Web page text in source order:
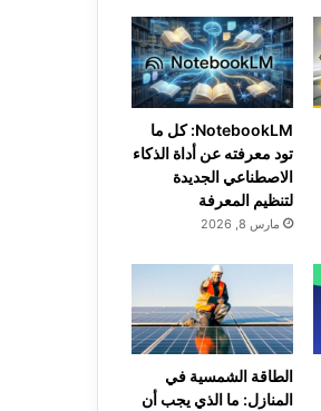
NotebookLM: كل ما
تود معرفته عن أداة الذكاء
الاصطناعي الجديدة
لتنظيم المعرفة
مارس 8, 2026
الطاقة الشمسية في
المنازل: ما الذي يجب أن